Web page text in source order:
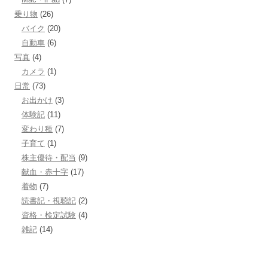
乗り物 (26)
バイク (20)
自動車 (6)
写真 (4)
カメラ (1)
日常 (73)
お出かけ (3)
体験記 (11)
変わり種 (7)
子育て (1)
株主優待・配当 (9)
献血・赤十字 (17)
着物 (7)
読書記・視聴記 (2)
資格・検定試験 (4)
雑記 (14)